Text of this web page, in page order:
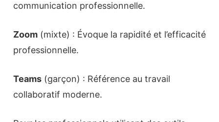
communication professionnelle.
Zoom (mixte) : Évoque la rapidité et l’efficacité
professionnelle.
Teams (garçon) : Référence au travail
collaboratif moderne.